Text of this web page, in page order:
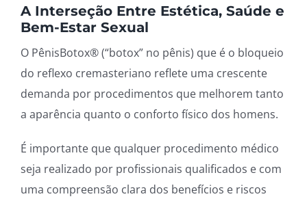
A Interseção Entre Estética, Saúde e
Bem-Estar Sexual
O PênisBotox® (“botox” no pênis) que é o bloqueio
do reflexo cremasteriano reflete uma crescente
demanda por procedimentos que melhorem tanto
a aparência quanto o conforto físico dos homens.
É importante que qualquer procedimento médico
seja realizado por profissionais qualificados e com
uma compreensão clara dos benefícios e riscos